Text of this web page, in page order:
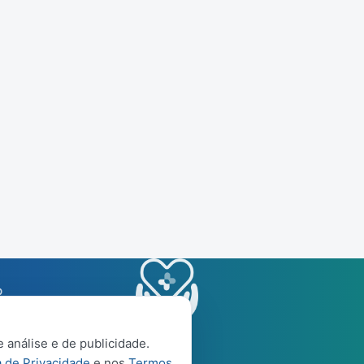
análise e de publicidade.